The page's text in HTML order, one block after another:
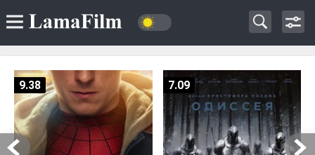
9.38 7.09